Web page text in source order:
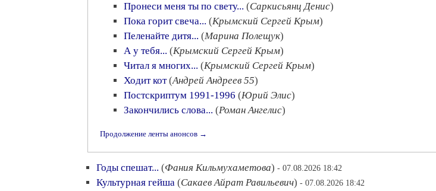
Пронеси меня ты по свету... (Саркисьянц Денис)
Пока горит свеча... (Крымский Сергей Крым)
Пеленайте дитя... (Марина Полещук)
А у тебя... (Крымский Сергей Крым)
Читал я многих... (Крымский Сергей Крым)
Ходит кот(Андрей Андреев 55)
Постскриптум 1991-1996 (Юрий Элис)
Закончились слова... (Роман Ангелис)
Продолжение ленты анонсов →
Годы спешат... (Фания Кильмухаметова) - 07.08.2026 18:42
Культурная гейша (Сакаев Айрат Равильевич) - 07.08.2026 18:42